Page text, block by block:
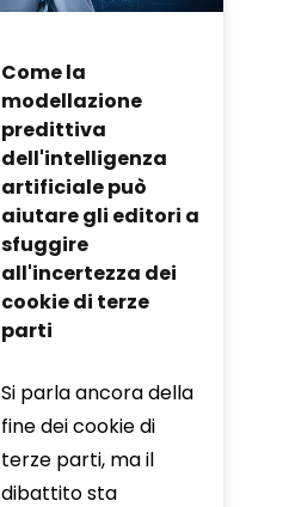
Come la
modellazione
predittiva
dell'intelligenza
artificiale può
aiutare gli editori a
sfuggire
all'incertezza dei
cookie di terze
parti
Si parla ancora della
fine dei cookie di
terze parti, ma il
dibattito sta